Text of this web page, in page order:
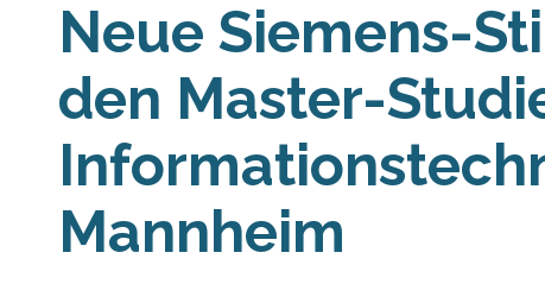
Neue Siemens-
den Master-
Mannheim